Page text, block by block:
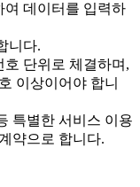
여 데이터를 입력하
니다.
단위로 체결하며,
이상이어야 합니
특별한 서비스 이용
약으로 합니다.